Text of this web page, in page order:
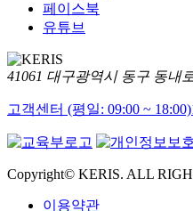
페이스북
유튜브
41061 대구광역시 동구 동내
고객센터 (평일: 09:00 ~ 18:00)
Copyright© KERIS. ALL
이용약관